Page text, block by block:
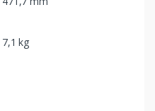
7,1 kg